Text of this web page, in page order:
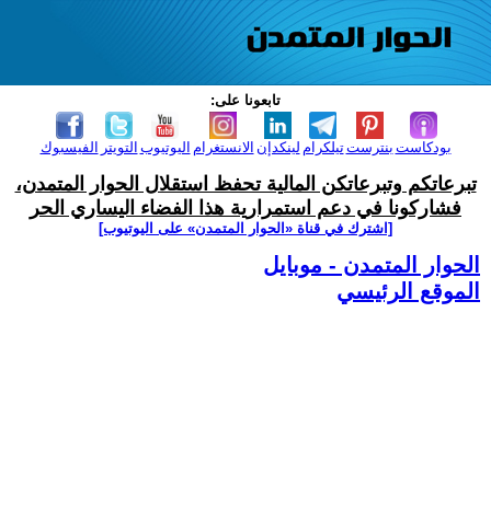
تابعونا على:
الفيسبوك التويتر اليوتيوب الانستغرام لينكدإن تيلكرامبنترست بودكاست
تبرعاتكم وتبرعاتكن المالية تحفظ استقلال الحوار المتمدن،
فشاركونا في دعم استمرارية هذا الفضاء اليساري الحر
[اشترك في قناة ‫«الحوار المتمدن» على اليوتيوب]
الحوار المتمدن - موبايل
الموقع الرئيسي